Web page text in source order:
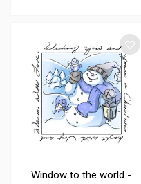
Window to the world -